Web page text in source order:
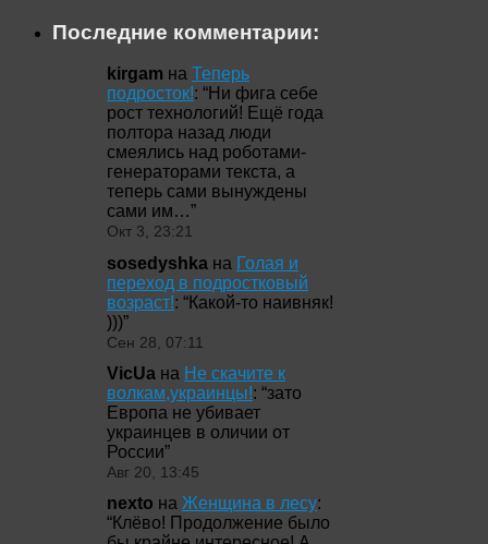
Последние комментарии:
kirgam на Теперь
подросток!: “Ни фига себе
рост технологий! Ещё года
полтора назад люди
смеялись над роботами-
генераторами текста, а
теперь сами вынуждены
сами им…”
Окт 3, 23:21
sosedyshka на Голая и
переход в подростковый
возраст!: “Какой-то наивняк!
)))”
Сен 28, 07:11
VicUa на Не скачите к
волкам,украинцы!: “зато
Европа не убивает
украинцев в оличии от
России”
Авг 20, 13:45
nexto на Женщина в лесу:
“Клёво! Продолжение было